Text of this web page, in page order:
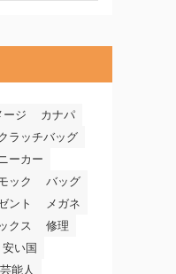
ージ
カナパ
ラッチバッグ
ーカー
ック
バッグ
ント
メガネ
クス
修理
安い国
芸能人